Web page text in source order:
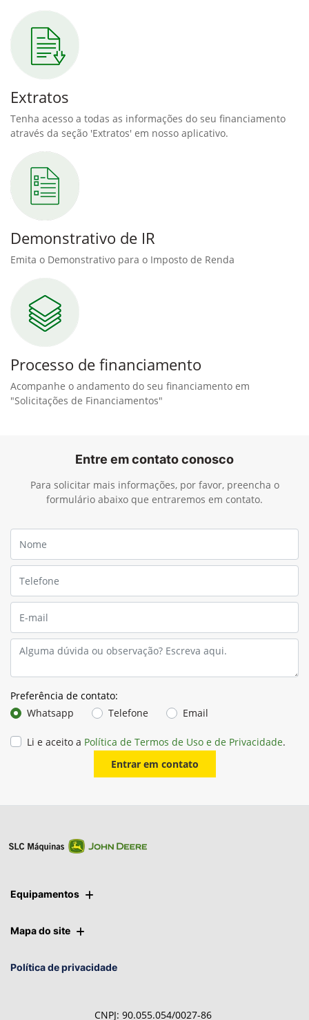
Extratos
Tenha acesso a todas as informações do seu financiamento
através da seção 'Extratos' em nosso aplicativo.
Demonstrativo de IR
Emita o Demonstrativo para o Imposto de Renda
Processo de financiamento
Acompanhe o andamento do seu financiamento em
"Solicitações de Financiamentos"
Entre em contato conosco
Para solicitar mais informações, por favor, preencha o
formulário abaixo que entraremos em contato.
Preferência de contato:
Whatsapp
Telefone Email
Li e aceito a Política de Termos de Uso e de Privacidade.
Entrar em contato
Equipamentos
Mapa do site
Política de privacidade
CNPJ: 90.055.054/0027-86